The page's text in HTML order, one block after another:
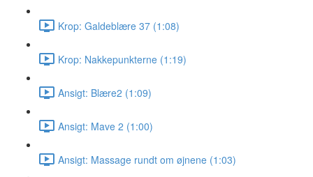
Krop: Galdeblære 37 (1:08)
Krop: Nakkepunkterne (1:19)
Ansigt: Blære2 (1:09)
Ansigt: Mave 2 (1:00)
Ansigt: Massage rundt om øjnene (1:03)